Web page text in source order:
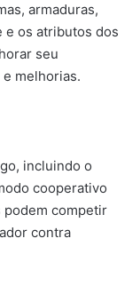
armaduras,
e os atributos dos
seu
melhorias.
incluindo o
cooperativo
podem competir
contra